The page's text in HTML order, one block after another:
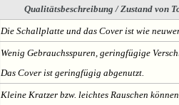
Qualitätsbeschreibung / Zustand von
Die Schallplatte und das Cover ist wie
Wenig Gebrauchsspuren, geringfügige
Das Cover ist geringfügig abgenutzt.
Kleine Kratzer bzw. leichtes Rauschen